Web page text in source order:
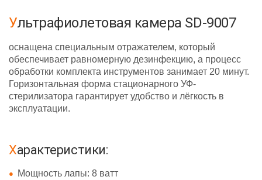
Ультрафиолетовая камера SD-9007
оснащена специальным отражателем, который
обеспечивает равномерную дезинфекцию, а процесс
обработки комплекта инструментов занимает 20 минут.
Горизонтальная форма стационарного УФ-
стерилизатора гарантирует удобство и лёгкость в
эксплуатации.
Характеристики:
Мощность лапы: 8 ватт